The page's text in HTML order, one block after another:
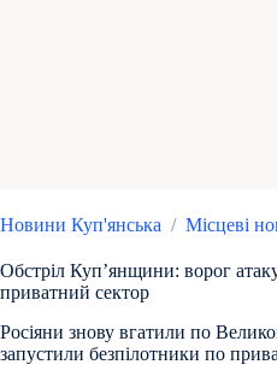
Новини Куп'янська / Місцеві
Обстріл Куп’янщини: ворог
приватний сектор
Росіяни знову вгатили по
запустили безпілотники по